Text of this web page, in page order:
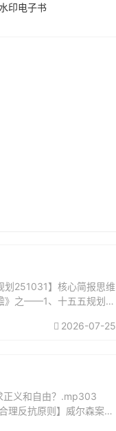
印电子书
划251031】核心简报思维
》之——1、十五五规划前
2026-07-25
正义和自由？.mp303
理反抗原则】威尔森案：